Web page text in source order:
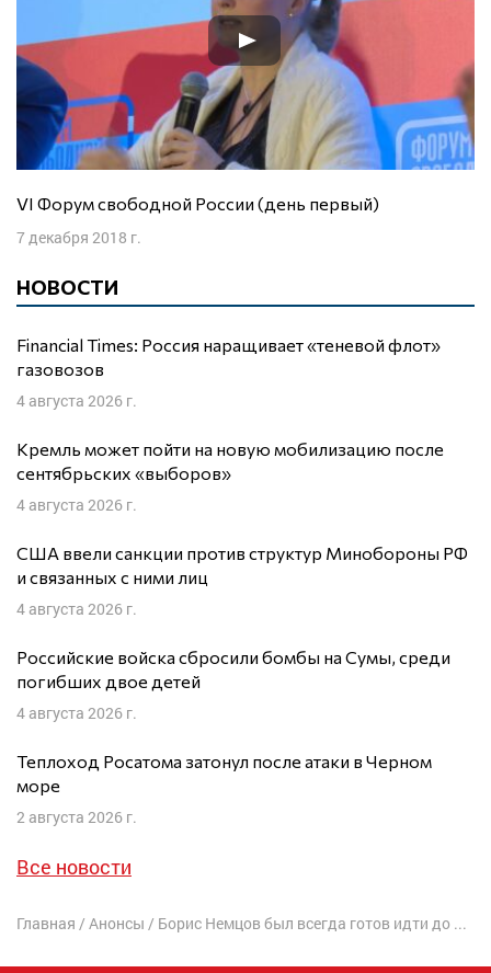
VI Форум свободной России (день первый)
7 декабря 2018 г.
НОВОСТИ
Financial Times: Россия наращивает «теневой флот»
газовозов
4 августа 2026 г.
Кремль может пойти на новую мобилизацию после
сентябрьских «выборов»
4 августа 2026 г.
США ввели санкции против структур Минобороны РФ
и связанных с ними лиц
4 августа 2026 г.
Российские войска сбросили бомбы на Сумы, среди
погибших двое детей
4 августа 2026 г.
Теплоход Росатома затонул после атаки в Черном
море
2 августа 2026 г.
Все новости
Главная / Анонсы / Борис Немцов был всегда готов идти до конца